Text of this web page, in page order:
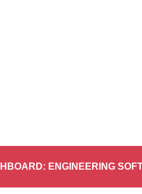
ENGINEERING